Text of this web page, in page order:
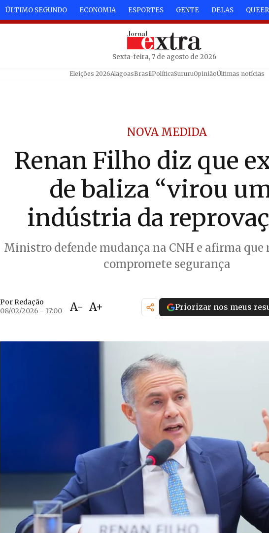
ÚLTIMO SEGUNDO ECONOMIA ESPORTES GENTE DELAS QUEER
Sexta-feira, 7 de agosto de 2026
Eleições 2026AlagoasBrasilPolíticaSururuOpiniãoÚltimas notícias
NOVA MEDIDA
Renan Filho diz que
de baliza “virou
indústria da
Ministro defende mudança na CNH e afirma que
compromete segurança
Por Redação
08/02/2026 - 17:00
A- A+ Priorizar nos meus